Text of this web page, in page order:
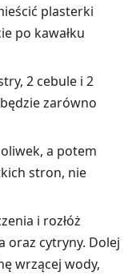
plasterki
po kawałku
2 cebule i 2
zarówno
a potem
stron, nie
i rozłóż
oraz cytryny. Dolej
wrzącej wody,